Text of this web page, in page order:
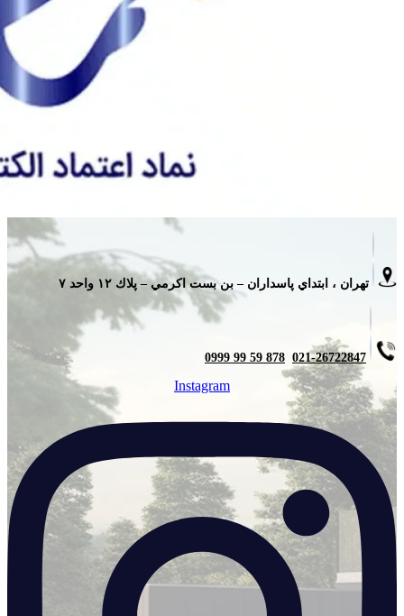
تهران ، ابتداي پاسداران – بن بست اكرمي – پلاك ١٢ واحد ٧
021-26722847
878 59 99 0999
Instagram